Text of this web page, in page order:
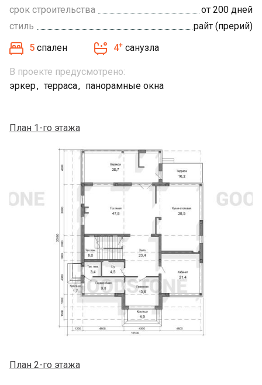
срок строительства
от 200 дней
стиль
райт (прерий)
5 спален 4+ санузла
В проекте предусмотрено:
эркер
терраса панорамные окна
План 1-го этажа
План 2-го этажа